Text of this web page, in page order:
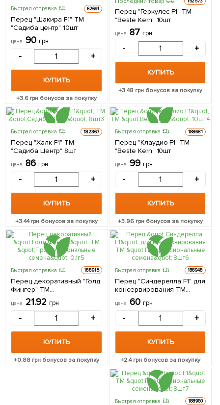
Быстрая отправка 62691
Перец "Шакира F1" ТМ
"Садиба центр" 10шт
цена 90 грн
- +
КУПИТЬ
+3.6грн бонусов за покупку
Перец "Геркулес F1" ТМ
"Beste Kern" 10шт
цена 87 грн
- +
КУПИТЬ
+3.48 грн бонусов за покупку
Быстрая отправка 182367
Перец "Халк F1" ТМ
"Садиба Центр" 8шт
цена 86 грн
- +
КУПИТЬ
+3.44грн бонусов за покупку
Быстрая отправка 188681
Перец "Клаудио F1" ТМ
"Beste Kern" 10шт
цена 99 грн
- +
КУПИТЬ
+3.96 грн бонусов за покупку
Быстрая отправка 188915
Перец декоративный "Голд
Фингер" ТМ
"Профессиональные
семена" 0.1г
цена 21.92 грн
- +
КУПИТЬ
+0.88 грн бонусов за покупку
Быстрая отправка 188948
Перец "Синдерелла F1" для
консервирования ТМ
"Профессиональные
семена" 8шт
цена 60 грн
- +
КУПИТЬ
+2.4грн бонусов за покупку
Быстрая отправка 188960